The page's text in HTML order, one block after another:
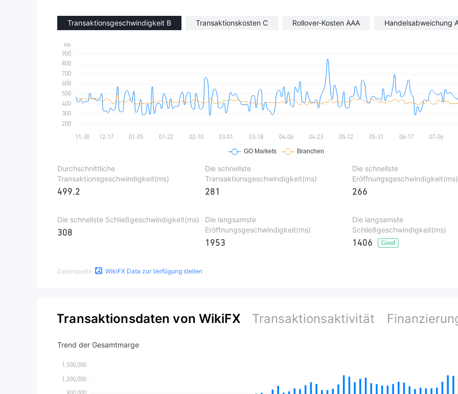
Transaktionsgeschwindigkeit B Transaktionskosten C Rollover-Kosten AAA Handelsabweichung
Durchschnittliche
Transaktionsgeschwindigkeit(ms)
499.2
Die schnellste
Transaktionsgeschwindigkeit(ms)
281
Die schnellste
Eröffnungsgeschwindigkeit(ms)
266
Die schnellste Schließgeschwindigkeit(ms)
308
Die langsamste
Eröffnungsgeschwindigkeit(ms)
1953
Die langsamste
Schließgeschwindigkeit(ms)
1406 Good
Datenquelle WikiFX Data zur Verfügung stellen
Transaktionsdaten von WikiFX Transaktionsaktivität
Trend der Gesamtmarge